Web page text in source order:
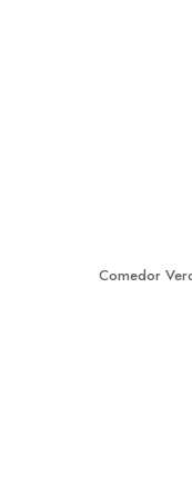
Comedor